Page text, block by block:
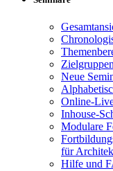
Zielgruppen
Neue
Online-
Inhouse-
Modulare
für
Hilfe und